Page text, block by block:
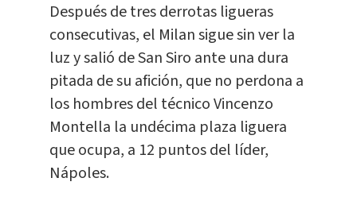
Después de tres derrotas ligueras
consecutivas, el Milan sigue sin ver la
luz y salió de San Siro ante una dura
pitada de su afición, que no perdona a
los hombres del técnico Vincenzo
Montella la undécima plaza liguera
que ocupa, a 12 puntos del líder,
Nápoles.